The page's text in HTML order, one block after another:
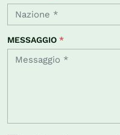
MESSAGGIO *